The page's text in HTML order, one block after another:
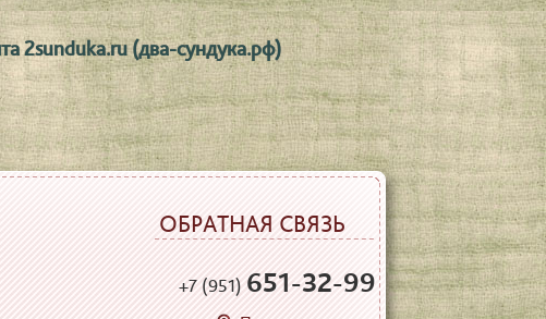
2sunduka.ru (два-сундука.рф)
ОБРАТНАЯ СВЯЗЬ
+7 (951)651-32-99